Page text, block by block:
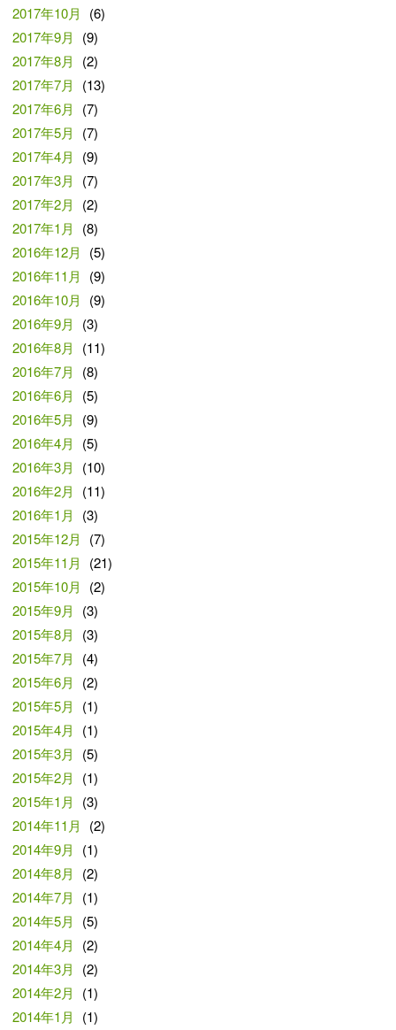
2017年10月
(6)
2017年9月
(9)
2017年8月
(2)
2017年7月
(13)
2017年6月
(7)
2017年5月
(7)
2017年4月
(9)
2017年3月
(7)
2017年2月
(2)
2017年1月
(8)
2016年12月
(5)
2016年11月
(9)
2016年10月
(9)
2016年9月
(3)
2016年8月
(11)
2016年7月
(8)
2016年6月
(5)
2016年5月
(9)
2016年4月
(5)
2016年3月
(10)
2016年2月
(11)
2016年1月
(3)
2015年12月
(7)
2015年11月
(21)
2015年10月
(2)
2015年9月
(3)
2015年8月
(3)
2015年7月
(4)
2015年6月
(2)
2015年5月
(1)
2015年4月
(1)
2015年3月
(5)
2015年2月
(1)
2015年1月
(3)
2014年11月
(2)
2014年9月
(1)
2014年8月
(2)
2014年7月
(1)
2014年5月
(5)
2014年4月
(2)
2014年3月
(2)
2014年2月
(1)
2014年1月
(1)